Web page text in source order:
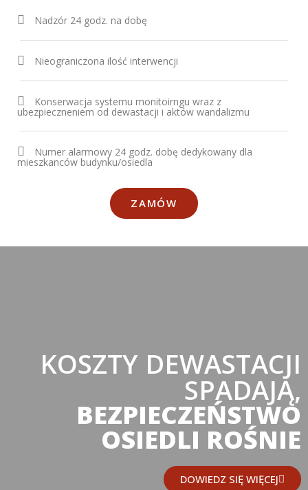
Nadzór 24 godz. na dobę
Nieograniczona ilość interwencji
Konserwacja systemu monitoirngu wraz z
ubezpieczneniem od dewastacji i aktów wandalizmu
Numer alarmowy 24 godz. dobę dedykowany dla
mieszkanców budynku/osiedla
ZAMÓW
KOSZTY DEWASTACJI
SPADAJĄ,
BEZPIECZEŃSTWO
OSIEDLI ROŚNIE
DOWIEDZ SIĘ WIĘCEJ